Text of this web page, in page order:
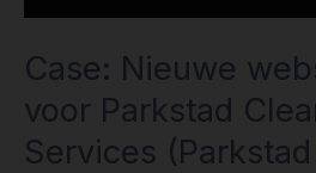
Case: Nieuwe
voor Parkstad
Services